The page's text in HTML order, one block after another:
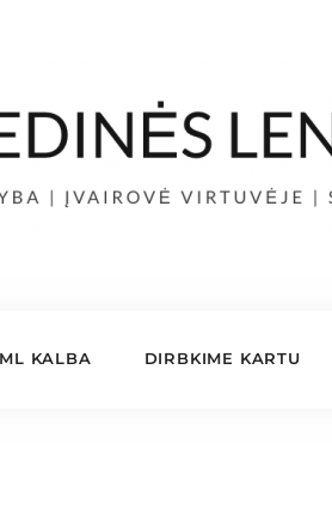
KALBA DIRBKIME KARTU